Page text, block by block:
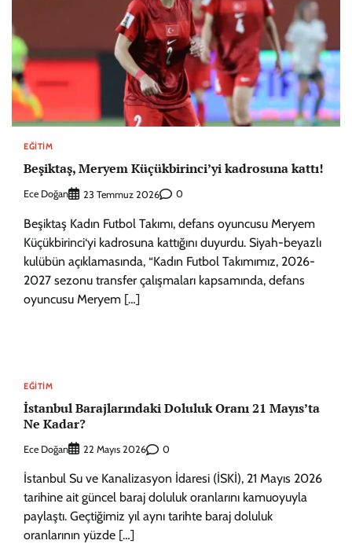
EĞITIM
Beşiktaş, Meryem Küçükbirinci’yi kadrosuna kattı!
Ece Doğan 23 Temmuz 2026 0
Beşiktaş Kadın Futbol Takımı, defans oyuncusu Meryem
Küçükbirinci‘yi kadrosuna kattığını duyurdu. Siyah-beyazlı
kulübün açıklamasında, “Kadın Futbol Takımımız, 2026-
2027 sezonu transfer çalışmaları kapsamında, defans
oyuncusu Meryem […]
EĞITIM
İstanbul Barajlarındaki Doluluk Oranı 21 Mayıs’ta
Ne Kadar?
Ece Doğan 22 Mayıs 2026 0
İstanbul Su ve Kanalizasyon İdaresi (İSKİ), 21 Mayıs 2026
tarihine ait güncel baraj doluluk oranlarını kamuoyuyla
paylaştı. Geçtiğimiz yıl aynı tarihte baraj doluluk
oranlarının yüzde […]